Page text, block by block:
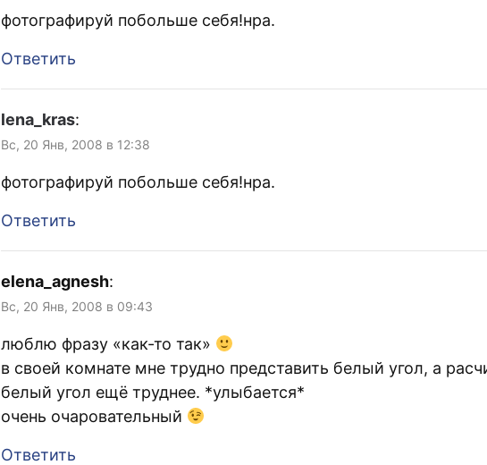
фотографируй побольше себя!нра.
Ответить
lena_kras:
Вс, 20 Янв, 2008 в 12:38
фотографируй побольше себя!нра.
Ответить
elena_agnesh:
Вс, 20 Янв, 2008 в 09:43
люблю фразу «как-то так»
в своей комнате мне трудно представить белый угол, а
белый угол ещё труднее. *улыбается*
очень очаровательный
Ответить